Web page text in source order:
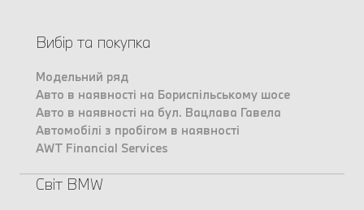
Вибір та покупка
Модельний ряд
Авто в наявності на Бориспільському шосе
Авто в наявності на бул. Вацлава Гавела
Автомобілі з пробігом в наявності
AWT Financial Services
Світ BMW